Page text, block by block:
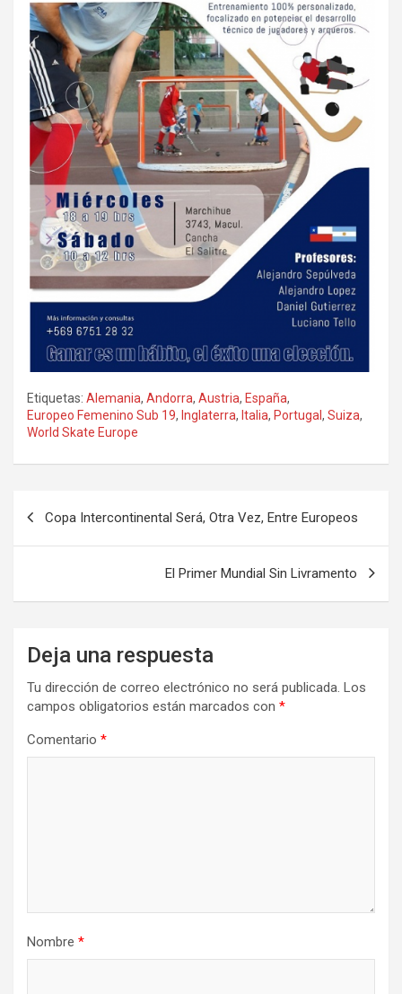
Etiquetas: Alemania, Andorra, Austria, España,
Europeo Femenino Sub 19, Inglaterra, Italia, Portugal , Suiza,
World Skate Europe
Copa Intercontinental Será, Otra Vez, Entre Europeos
El Primer Mundial Sin Livramento
Deja una respuesta
Tu dirección de correo electrónico no será publicada. Los
campos obligatorios están marcados con *
Comentario *
Nombre *